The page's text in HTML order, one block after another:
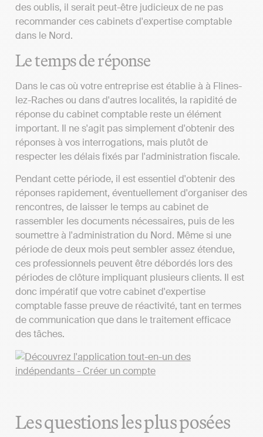
des oublis, il serait peut-être judicieux de ne pas
recommander ces cabinets d'expertise comptable
dans le Nord.
Le temps de réponse
Dans le cas où votre entreprise est établie à à Flines-
lez-Raches ou dans d'autres localités, la rapidité de
réponse du cabinet comptable reste un élément
important. Il ne s'agit pas simplement d'obtenir des
réponses à vos interrogations, mais plutôt de
respecter les délais fixés par l'administration fiscale.
Pendant cette période, il est essentiel d'obtenir des
réponses rapidement, éventuellement d'organiser des
rencontres, de laisser le temps au cabinet de
rassembler les documents nécessaires, puis de les
soumettre à l'administration du Nord. Même si une
période de deux mois peut sembler assez étendue,
ces professionnels peuvent être débordés lors des
périodes de clôture impliquant plusieurs clients. Il est
donc impératif que votre cabinet d'expertise
comptable fasse preuve de réactivité, tant en termes
de communication que dans le traitement efficace
des tâches.
Les questions les plus posées